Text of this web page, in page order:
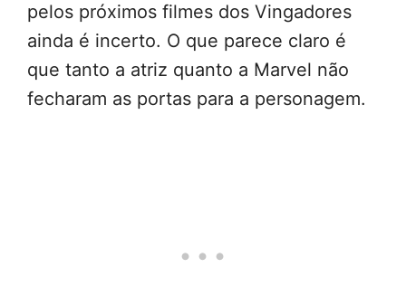
pelos próximos filmes dos Vingadores
ainda é incerto. O que parece claro é
que tanto a atriz quanto a Marvel não
fecharam as portas para a personagem.